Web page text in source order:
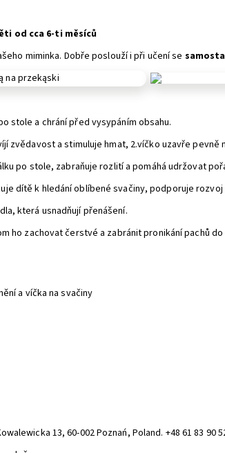
od cca 6-ti měsíců
miminka. Dobře poslouží i při učení se
stole a chrání před vysypáním obsahu.
zvědavost a stimuluje hmat, 2.víčko uzavře pevně
po stole, zabraňuje rozlití a pomáhá udržovat
dítě k hledání oblíbené svačiny, podporuje
která usnadňují přenášení.
ho zachovat čerstvé a zabránit pronikání pachů
a víčka na svačiny
13, 60-002 Poznań, Poland. +48 61 83 90